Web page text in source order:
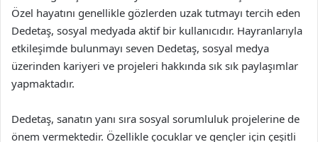
Özel hayatını genellikle gözlerden uzak tutmayı tercih eden
Dedetaş, sosyal medyada aktif bir kullanıcıdır. Hayranlarıyla
etkileşimde bulunmayı seven Dedetaş, sosyal medya
üzerinden kariyeri ve projeleri hakkında sık sık paylaşımlar
yapmaktadır.
Dedetaş, sanatın yanı sıra sosyal sorumluluk projelerine de
önem vermektedir. Özellikle çocuklar ve gençler için çeşitli